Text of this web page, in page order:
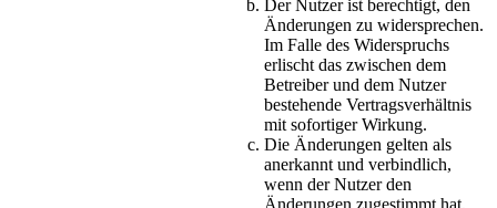
Der Nutzer ist berechtigt, den
Änderungen zu widersprechen.
Im Falle des Widerspruchs
erlischt das zwischen dem
Betreiber und dem Nutzer
bestehende Vertragsverhältnis
mit sofortiger Wirkung.
Die Änderungen gelten als
anerkannt und verbindlich,
wenn der Nutzer den
Änderungen zugestimmt hat.